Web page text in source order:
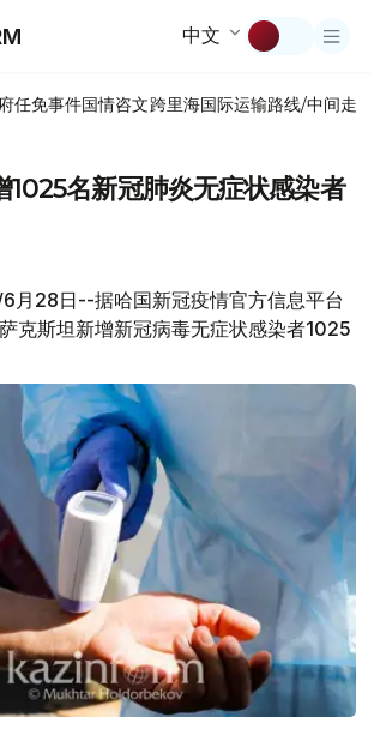
中文
任免事件国情咨文跨里海国际运输路线/中间走廊
1025名新冠肺炎无症状感染者
月28日--据哈国新冠疫情官方信息平台
克斯坦新增新冠病毒无症状感染者1025